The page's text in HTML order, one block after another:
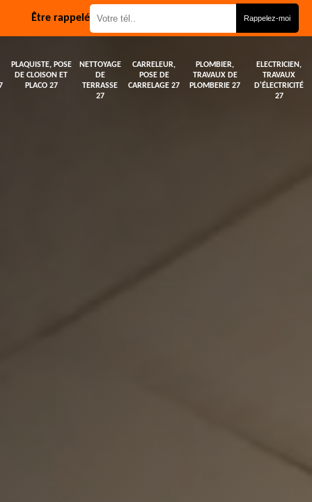
Être rappelé
PLAQUISTE, POSE
DE CLOISON ET
PLACO 27
NETTOYAGE
DE
TERRASSE
27
CARRELEUR,
POSE DE
CARRELAGE 27
PLOMBIER,
TRAVAUX DE
PLOMBERIE 27
ELECTRICIEN,
TRAVAUX
D'ÉLECTRICITÉ
27